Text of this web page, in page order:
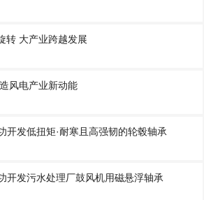
转 大产业跨越发展
风电产业新动能
开发低扭矩·耐寒且高强韧的轮毂轴承
开发污水处理厂鼓风机用磁悬浮轴承